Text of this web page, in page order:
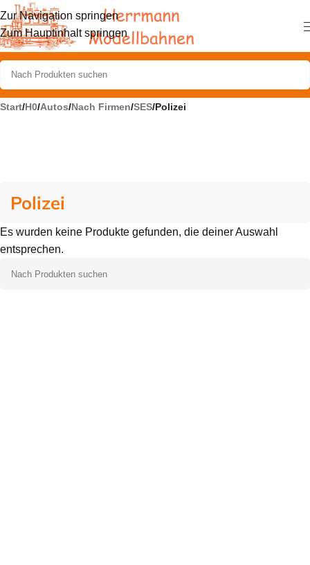
Zur Navigation springen
Zum Hauptinhalt springen
Start/H0/Autos/Nach Firmen/SES/Polizei
Polizei
Es wurden keine Produkte gefunden, die deiner Auswahl
entsprechen.